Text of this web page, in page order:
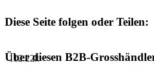
Diese Seite folgen oder Teilen:
112.22k
Über diesen B2B-